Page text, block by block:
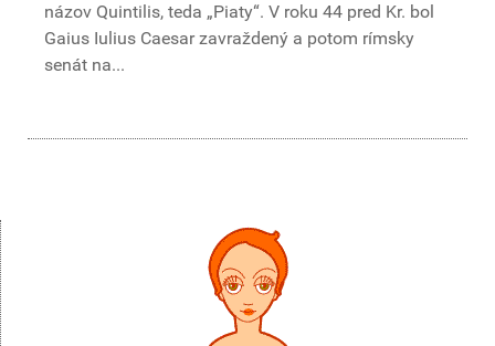
názov Quintilis, teda „Piaty“. V roku 44 pred Kr. bol
Gaius Iulius Caesar zavraždený a potom rímsky
senát na...